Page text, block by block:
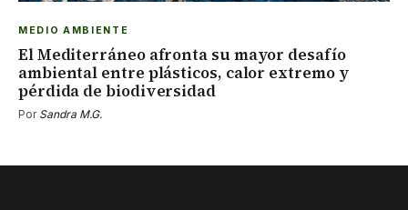
MEDIO AMBIENTE
El Mediterráneo afronta su mayor desafío
ambiental entre plásticos, calor extremo y
pérdida de biodiversidad
Por Sandra M.G.